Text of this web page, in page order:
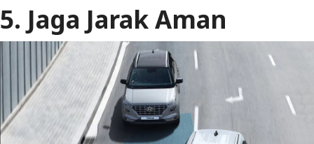
5. Jaga Jarak Aman